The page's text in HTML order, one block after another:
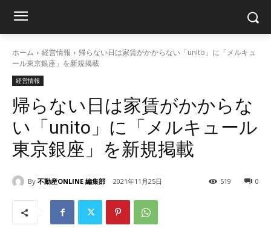
ホーム 経営情報
帰らない日は家賃がかからない「unito」に「メルキュ
ール東京銀座」を新規掲載
経営情報
帰らない日は家賃がかからな
い「unito」に「メルキュール
東京銀座」を新規掲載
By 不動産ONLINE 編集部 2021年11月25日 0
519